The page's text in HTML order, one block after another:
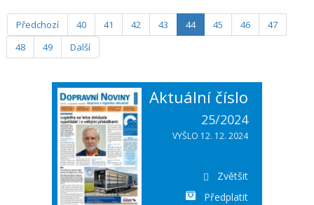
Předchozí 40 41 42 43 44 45 46
47
48
49 Další
Aktuální číslo
25/2024
VYŠLO 12. 12. 2024
Zvětšit
Předplatit